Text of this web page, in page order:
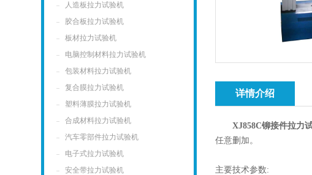
人造板拉力试验机
胶合板拉力试验机
板材拉力试验机
电脑控制材料拉力试验机
包装材料拉力试验机
复合膜拉力试验机
塑料薄膜拉力试验机
合成材料拉力试验机
汽车零部件拉力试验机
电子式拉力试验机
安全带拉力试验机
详情介绍
XJ858C铆接件拉力
任意删加。
主要技术参数: